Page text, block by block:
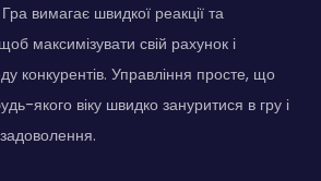
вимагає швидкої реакції та
максимізувати свій рахунок і
конкурентів. Управління просте, що
якого віку швидко зануритися в гру і